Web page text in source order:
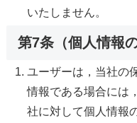
いたしません。
第7条（個人情報
ユーザーは，当社の
情報である場合には
社に対して個人情報